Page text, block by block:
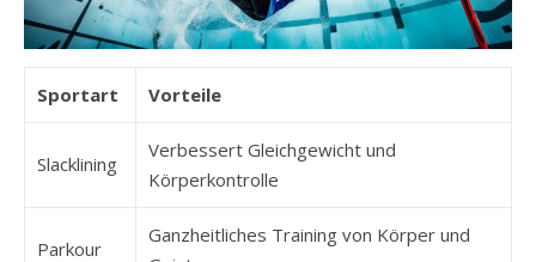
Sportart Vorteile
Slacklining
Verbessert Gleichgewicht und
Körperkontrolle
Parkour
Ganzheitliches Training von Körper und